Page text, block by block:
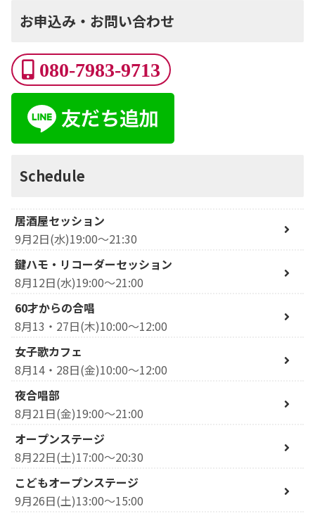
お申込み・お問い合わせ
080-7983-9713
Schedule
居酒屋セッション
9月2日(水)19:00～21:30
鍵ハモ・リコーダーセッション
8月12日(水)19:00～21:00
60才からの合唱
8月13・27日(木)10:00～12:00
女子歌カフェ
8月14・28日(金)10:00～12:00
夜合唱部
8月21日(金)19:00～21:00
オープンステージ
8月22日(土)17:00～20:30
こどもオープンステージ
9月26日(土)13:00～15:00